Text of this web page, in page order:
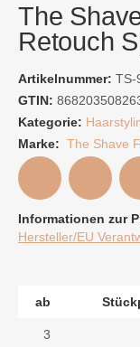
The
Retouch
Artikelnummer: TS-
GTIN:
Kategorie:
Marke: The Shave
Informationen zur
Hersteller/EU
ab
3